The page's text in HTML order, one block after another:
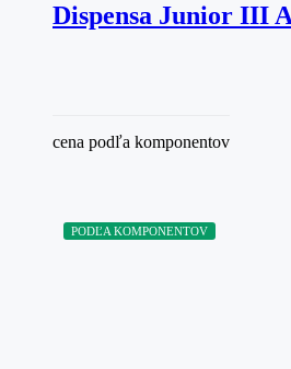
Dispensa Junior III
cena podľa komponentov
PODĽA KOMPONENTOV